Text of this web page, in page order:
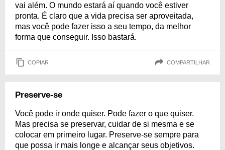
vai além. O mundo estará aí quando você estiver
pronta. É claro que a vida precisa ser aproveitada,
mas você pode fazer isso a seu tempo, da melhor
forma que conseguir. Isso bastará.
COPIAR COMPARTILHAR
Preserve-se
Você pode ir onde quiser. Pode fazer o que quiser.
Mas precisa se preservar, cuidar de si mesma e se
colocar em primeiro lugar. Preserve-se sempre para
que possa ir mais longe e alcançar seus objetivos.